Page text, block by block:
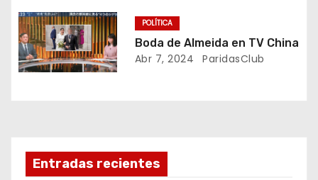
n
d
e
POLÍTICA
Boda de Almeida en TV China
Abr 7, 2024 ParidasClub
Entradas recientes